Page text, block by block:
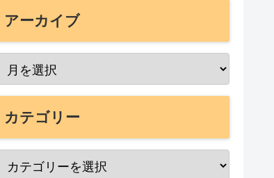
アーカイブ
カテゴリー